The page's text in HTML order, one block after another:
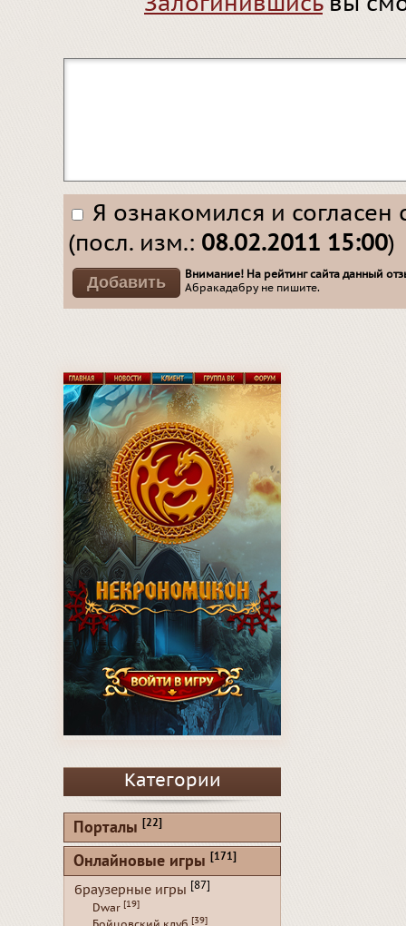
Я ознакомился и согласен
(посл. изм.: 08.02.2011 15:00)
Внимание! На рейтинг сайта данный
Абракадабру не пишите.
Категории
Порталы [22]
Онлайновые игры [171]
браузерные игры [87]
Dwar [19]
[39]